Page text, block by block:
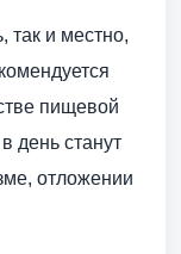
так и местно,
пищевой
день станут
отложении